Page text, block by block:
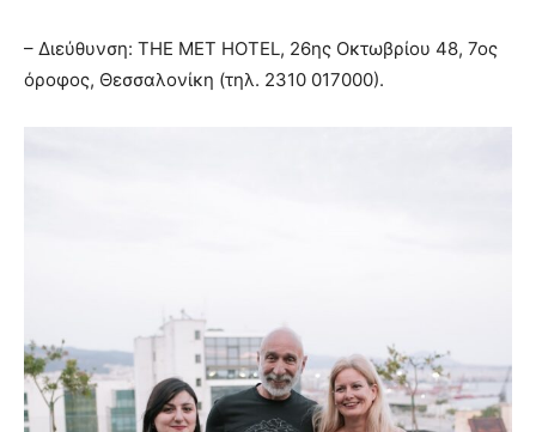
– Διεύθυνση: THE MET HOTEL, 26ης Οκτωβρίου 48, 7ος
όροφος, Θεσσαλονίκη (τηλ. 2310 017000).